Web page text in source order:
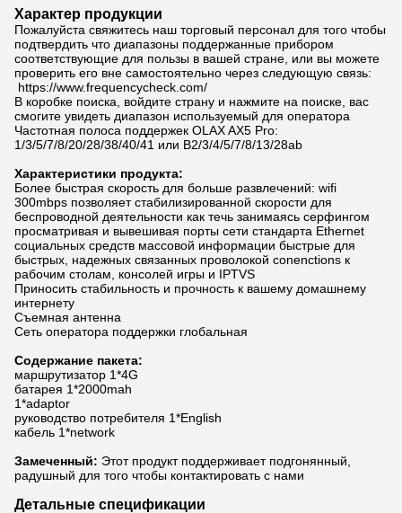
Характер продукции
Пожалуйста свяжитесь наш торговый персонал для того чтобы
подтвердить что диапазоны поддержанные прибором
соответствующие для пользы в вашей стране, или вы можете
проверить его вне самостоятельно через следующую связь:
https://www.frequencycheck.com/
В коробке поиска, войдите страну и нажмите на поиске, вас
смогите увидеть диапазон используемый для оператора
Частотная полоса поддержек OLAX AX5 Pro:
1/3/5/7/8/20/28/38/40/41 или B2/3/4/5/7/8/13/28ab
Характеристики продукта:
Более быстрая скорость для больше развлечений: wifi
300mbps позволяет стабилизированной скорости для
беспроводной деятельности как течь занимаясь серфингом
просматривая и вывешивая порты сети стандарта Ethernet
социальных средств массовой информации быстрые для
быстрых, надежных связанных проволокой conenctions к
рабочим столам, консолей игры и IPTVS
Приносить стабильность и прочность к вашему домашнему
интернету
Съемная антенна
Сеть оператора поддержки глобальная
Содержание пакета:
маршрутизатор 1*4G
батарея 1*2000mah
1*adaptor
руководство потребителя 1*English
кабель 1*network
Замеченный: Этот продукт поддерживает подгонянный,
радушный для того чтобы контактировать с нами
Детальные спецификации